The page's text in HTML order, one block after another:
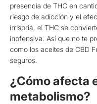
presencia de THC en
riesgo de adicción y el
irrisoria, el THC se
inofensiva. Así que no te
como los aceites de CBD
seguros.
¿Cómo afecta
metabolismo?